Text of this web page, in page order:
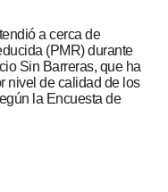
a cerca de
(PMR) durante
Sin Barreras, que ha
nivel de calidad de los
la Encuesta de